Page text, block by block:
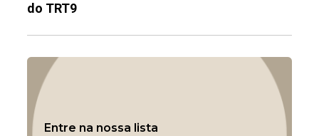
do TRT9
Entre na nossa lista